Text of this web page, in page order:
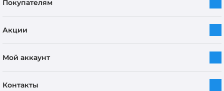
Покупателям
Акции
Мой аккаунт
Контакты